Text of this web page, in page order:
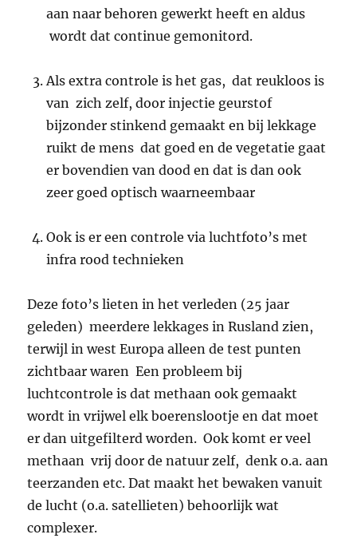
aan naar behoren gewerkt heeft en aldus
wordt dat continue gemonitord.
Als extra controle is het gas, dat reukloos is
van zich zelf, door injectie geurstof
bijzonder stinkend gemaakt en bij lekkage
ruikt de mens dat goed en de vegetatie gaat
er bovendien van dood en dat is dan ook
zeer goed optisch waarneembaar
Ook is er een controle via luchtfoto’s met
infra rood technieken
Deze foto’s lieten in het verleden (25 jaar
geleden) meerdere lekkages in Rusland zien,
terwijl in west Europa alleen de test punten
zichtbaar waren Een probleem bij
luchtcontrole is dat methaan ook gemaakt
wordt in vrijwel elk boerenslootje en dat moet
er dan uitgefilterd worden. Ook komt er veel
methaan vrij door de natuur zelf, denk o.a. aan
teerzanden etc. Dat maakt het bewaken vanuit
de lucht (o.a. satellieten) behoorlijk wat
complexer.